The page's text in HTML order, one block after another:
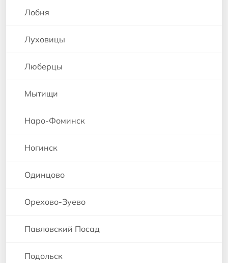
Лобня
Луховицы
Люберцы
Мытищи
Наро-Фоминск
Ногинск
Одинцово
Орехово-Зуево
Павловский Посад
Подольск